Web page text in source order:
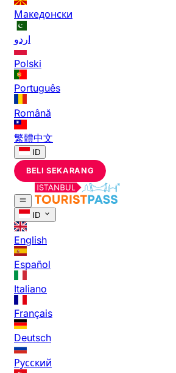
Македонски
اردو
Polski
Português
Română
繁體中文
ID
BELI SEKARANG
ID
English
Español
Italiano
Français
Deutsch
Русский